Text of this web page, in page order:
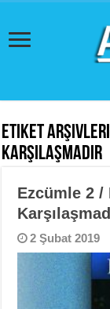
Etiket
Karşılaşmadır
Ezcümle 2 /
2 Şubat 2019